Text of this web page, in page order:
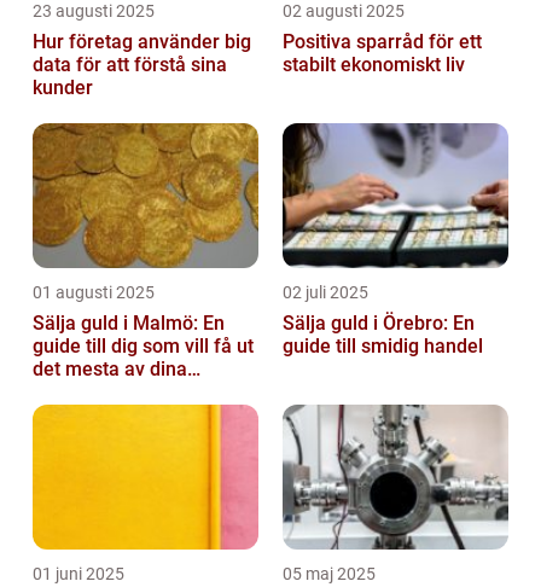
23 augusti 2025
Hur företag använder big
data för att förstå sina
kunder
02 augusti 2025
Positiva sparråd för ett
stabilt ekonomiskt liv
01 augusti 2025
Sälja guld i Malmö: En
guide till dig som vill få ut
det mesta av dina
02 juli 2025
Sälja guld i Örebro: En
guide till smidig handel
01 juni 2025 05 maj 2025